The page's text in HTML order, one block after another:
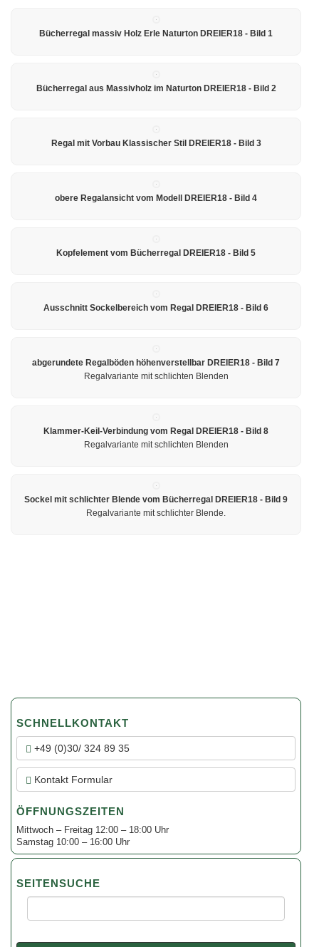
Bücherregal massiv Holz Erle Naturton DREIER18 - Bild 1
Bücherregal aus Massivholz im Naturton DREIER18 - Bild 2
Regal mit Vorbau Klassischer Stil DREIER18 - Bild 3
obere Regalansicht vom Modell DREIER18 - Bild 4
Kopfelement vom Bücherregal DREIER18 - Bild 5
Ausschnitt Sockelbereich vom Regal DREIER18 - Bild 6
abgerundete Regalböden höhenverstellbar DREIER18 - Bild 7
Regalvariante mit schlichten Blenden
Klammer-Keil-Verbindung vom Regal DREIER18 - Bild 8
Regalvariante mit schlichten Blenden
Sockel mit schlichter Blende vom Bücherregal DREIER18 - Bild 9
Regalvariante mit schlichter Blende.
SCHNELLKONTAKT
+49 (0)30/ 324 89 35
Kontakt Formular
ÖFFNUNGSZEITEN
Mittwoch – Freitag 12:00 – 18:00 Uhr
Samstag 10:00 – 16:00 Uhr
SEITENSUCHE
Suche: